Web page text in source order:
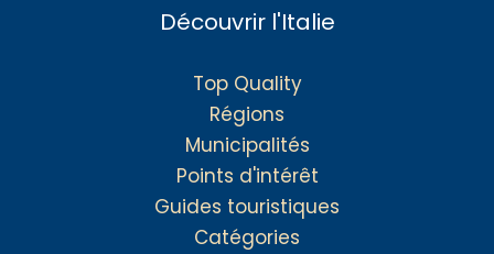
Découvrir l'Italie
Top Quality
Régions
Municipalités
Points d'intérêt
Guides touristiques
Catégories